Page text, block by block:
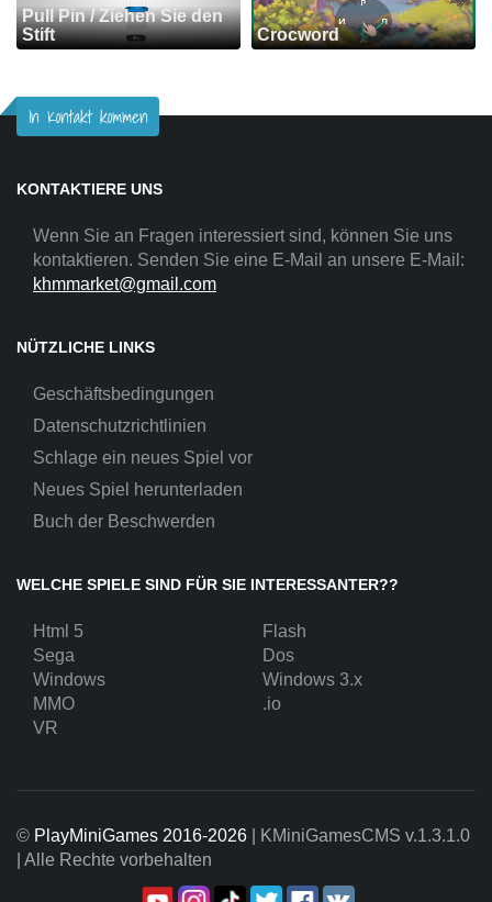
Pull Pin / Ziehen Sie den
Stift
Crocword
In Kontakt kommen
KONTAKTIERE UNS
Wenn Sie an Fragen interessiert sind, können Sie uns
kontaktieren. Senden Sie eine E-Mail an unsere E-Mail:
khmmarket@gmail.com
NÜTZLICHE LINKS
Geschäftsbedingungen
Datenschutzrichtlinien
Schlage ein neues Spiel vor
Neues Spiel herunterladen
Buch der Beschwerden
WELCHE SPIELE SIND FÜR SIE INTERESSANTER??
Html 5
Flash
Sega
Dos
Windows
Windows 3.x
MMO
.io
VR
© PlayMiniGames 2016-2026 | KMiniGamesCMS v.1.3.1.0
| Alle Rechte vorbehalten